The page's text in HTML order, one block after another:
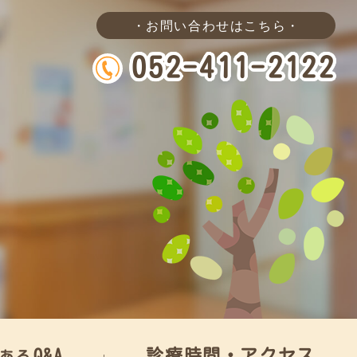
・お問い合わせはこちら・
052-411-2122